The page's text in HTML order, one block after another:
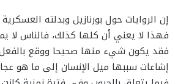
إن الروايات حول بورنازيل وبدلته
فهذا لا يعني أن كلها كذلك، فالناس لا
فقد يكون شيء منها صحيحا ووقع بالفعل
إشاعات سببها ميل الإنسان إلى ما هو